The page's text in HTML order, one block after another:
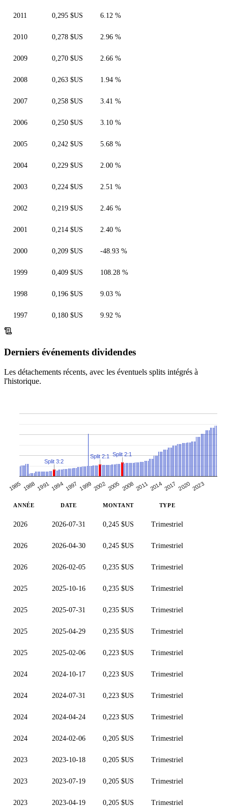
2011 0,295 $US 6.12 %
2010 0,278 $US 2.96 %
2009 0,270 $US 2.66 %
2008 0,263 $US 1.94 %
2007 0,258 $US 3.41 %
2006 0,250 $US 3.10 %
2005 0,242 $US 5.68 %
2004 0,229 $US 2.00 %
2003 0,224 $US 2.51 %
2002 0,219 $US 2.46 %
2001 0,214 $US 2.40 %
2000 0,209 $US -48.93 %
1999 0,409 $US 108.28 %
1998 0,196 $US 9.03 %
1997 0,180 $US 9.92 %
Derniers événements dividendes
Les détachements récents, avec les éventuels splits intégrés à
l'historique.
1985 1988 1991 1994 1997 1999 20022005 200820112014 2017 2020 2023
Split 3:2
Split 2:1 Split 2:1
ANNÉE DATE MONTANT TYPE
2026 2026-07-31 0,245 $US Trimestriel
2026 2026-04-30 0,245 $US Trimestriel
2026 2026-02-05 0,235 $US Trimestriel
2025 2025-10-16 0,235 $US Trimestriel
2025 2025-07-31 0,235 $US Trimestriel
2025 2025-04-29 0,235 $US Trimestriel
2025 2025-02-06 0,223 $US Trimestriel
2024 2024-10-17 0,223 $US Trimestriel
2024 2024-07-31 0,223 $US Trimestriel
2024 2024-04-24 0,223 $US Trimestriel
2024 2024-02-06 0,205 $US Trimestriel
2023 2023-10-18 0,205 $US Trimestriel
2023 2023-07-19 0,205 $US Trimestriel
2023 2023-04-19 0,205 $US Trimestriel